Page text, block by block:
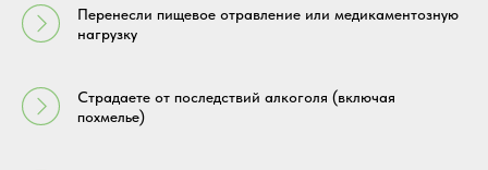
Перенесли пищевое отравление или медикаментозную
нагрузку
Страдаете от последствий алкоголя (включая
похмелье)